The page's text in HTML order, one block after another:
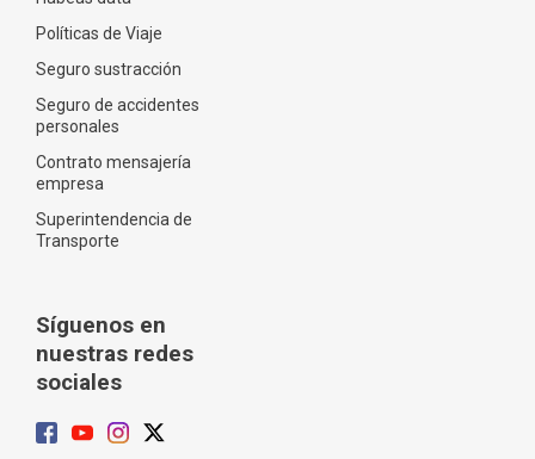
Políticas de Viaje
Seguro sustracción
Seguro de accidentes
personales
Contrato mensajería
empresa
Superintendencia de
Transporte
Síguenos en
nuestras redes
sociales